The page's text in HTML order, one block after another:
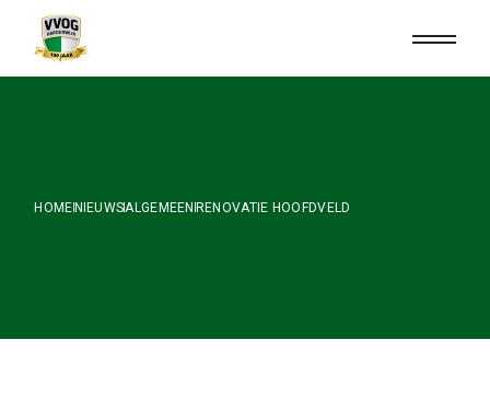
content
HOME NIEUWSALGEMEEN RENOVATIE HOOFDVELD